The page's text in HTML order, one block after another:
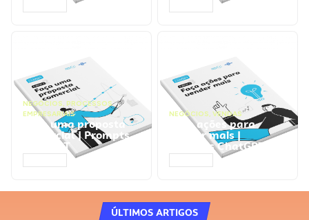
NEGÓCIOS, PROCESSOS
EMPRESARIAIS
Faça uma proposta
comercial | Prompts
ChatGPT
NEGÓCIOS, VENDAS
Faça ações para
vender mais |
Prompts ChatGPT
ÚLTIMOS ARTIGOS